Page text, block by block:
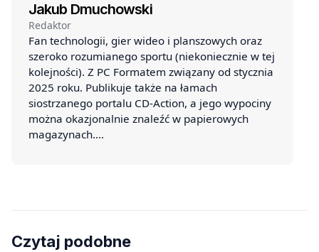
Jakub Dmuchowski
Redaktor
Fan technologii, gier wideo i planszowych oraz
szeroko rozumianego sportu (niekoniecznie w tej
kolejności). Z PC Formatem związany od stycznia
2025 roku. Publikuje także na łamach
siostrzanego portalu CD-Action, a jego wypociny
można okazjonalnie znaleźć w papierowych
magazynach.…
Czytaj podobne